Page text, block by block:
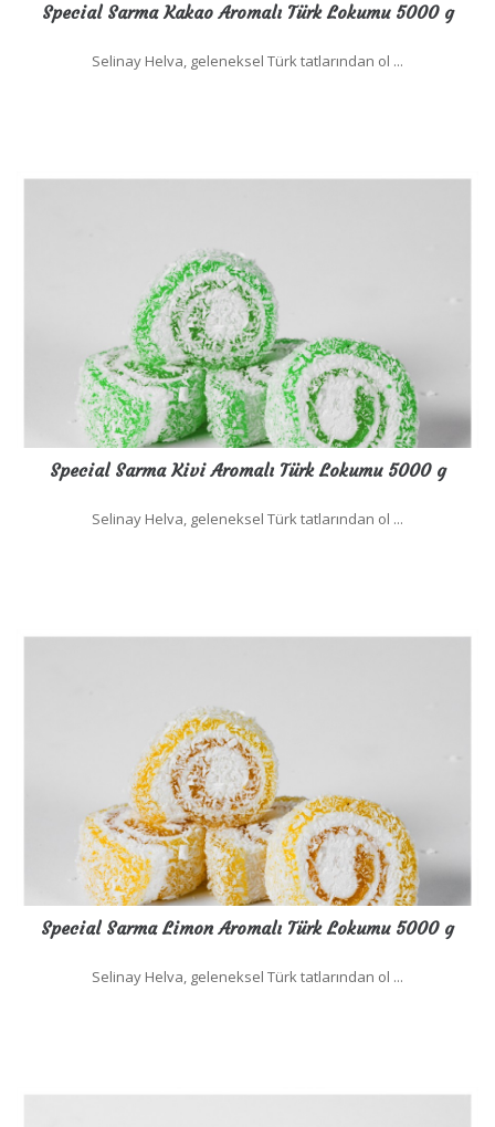
Special Sarma Kakao Aromalı Türk Lokumu 5000 g
Selinay Helva, geleneksel Türk tatlarından ol ...
Special Sarma Kivi Aromalı Türk Lokumu 5000 g
Selinay Helva, geleneksel Türk tatlarından ol ...
Special Sarma Limon Aromalı Türk Lokumu 5000 g
Selinay Helva, geleneksel Türk tatlarından ol ...